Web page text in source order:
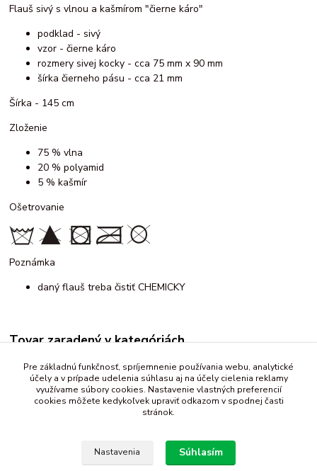
Flauš sivý s vlnou a kašmírom "čierne káro"
podklad - sivý
vzor - čierne káro
rozmery sivej kocky - cca 75 mm x 90 mm
šírka čierneho pásu - cca 21 mm
Šírka - 145 cm
Zloženie
75 % vlna
20 % polyamid
5 % kašmír
Ošetrovanie
Poznámka
daný flauš treba čistiť CHEMICKY
Tovar zaradený v kategóriách
Flauš, kabátovina, buklé
flauš - vzorovaný
Pre základnú funkčnosť, spríjemnenie používania webu, analytické
účely a v prípade udelenia súhlasu aj na účely cielenia reklamy
využívame súbory cookies. Nastavenie vlastných preferencií
cookies môžete kedykoľvek upraviť odkazom v spodnej časti
stránok.
Nastavenia Súhlasím